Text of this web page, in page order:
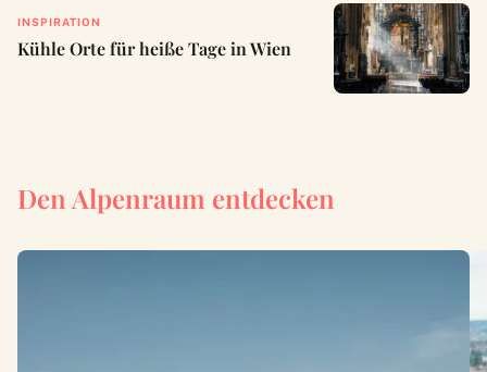
INSPIRATION
Kühle Orte für heiße Tage in Wien
Den Alpenraum entdecken